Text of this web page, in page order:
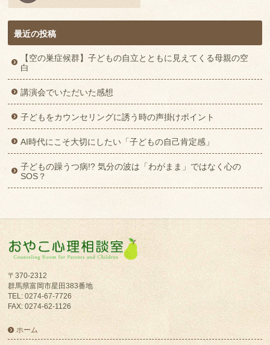
最近の投稿
【空の巣症候群】子どもの自立とともに見えてくる母親の空
白
講演会でいただいた感想
子どもをカウンセリングに誘う時の声掛けポイント
AI時代にこそ大切にしたい「子どもの自己肯定感」
子どもの躁うつ病!? 気分の波は「わがまま」ではなく心の
SOS？
〒370-2312
群馬県富岡市星田383番地
TEL: 0274-67-7726
FAX: 0274-62-1126
ホーム